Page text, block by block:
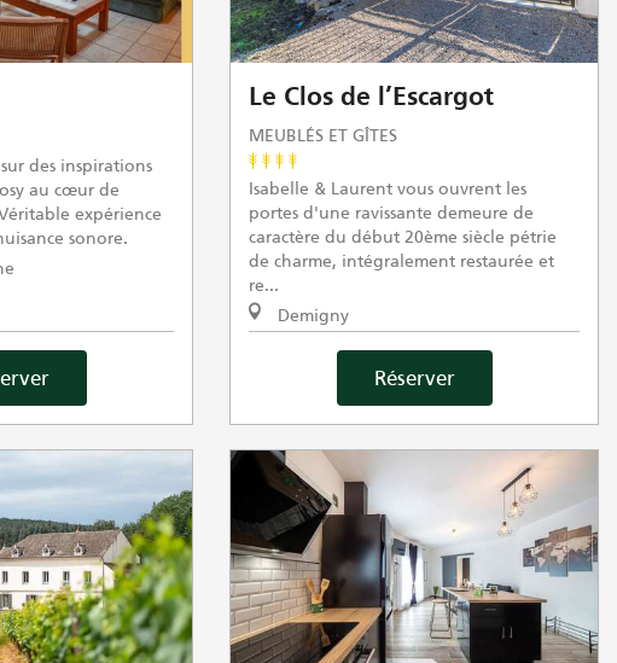
des inspirations
au cœur de
expérience
sonore.
Le Clos de l’Escargot
MEUBLÉS ET GÎTES
Isabelle & Laurent vous ouvrent les
portes d'une ravissante demeure de
caractère du début 20ème siècle pétrie
de charme, intégralement restaurée et
re...
Demigny
Réserver